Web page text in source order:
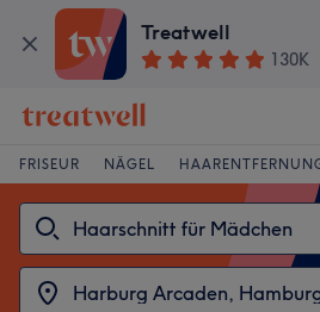
Treatwell
130K
FRISEUR NÄGEL